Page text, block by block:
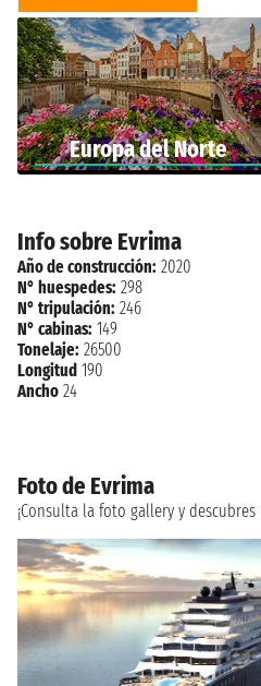
Europa del Norte
Info sobre Evrima
Año de construcción: 2020
N° huespedes: 298
N° tripulación: 246
N° cabinas: 149
Tonelaje: 26500
Longitud 190
Ancho 24
Foto de Evrima
¡Consulta la foto gallery y